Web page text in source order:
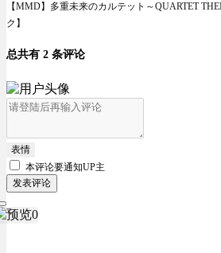
【MMD】多重未来のカルテット～QUARTET
ク】
总共有 2 条评论
表情
本评论要通知UP主
发表评论